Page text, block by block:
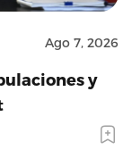
Ago 7, 2026
y